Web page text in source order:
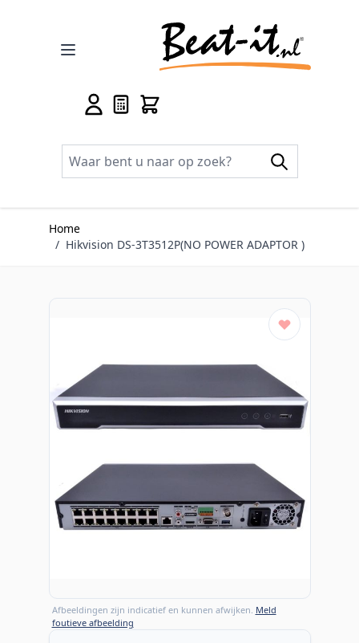
Home
/ Hikvision DS-3T3512P(NO POWER ADAPTOR )
Afbeeldingen zijn indicatief en kunnen afwijken. Meld
foutieve afbeelding